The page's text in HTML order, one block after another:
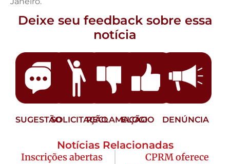
Deixe seu feedback sobre essa
notícia
SUGESTÃOSOLICITAÇÃORECLAMAÇÃO
ELOGIO DENÚNCIA
Notícias Relacionadas
Inscrições abertas
CPRM oferece